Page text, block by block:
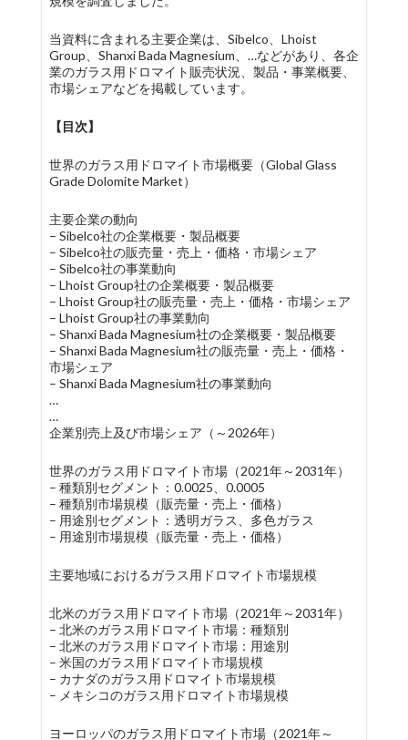
当資料に含まれる主要企業は、Sibelco、Lhoist
Group、Shanxi Bada Magnesium、…などがあり、各企
業のガラス用ドロマイト販売状況、製品・事業概要、
市場シェアなどを掲載しています。
【目次】
世界のガラス用ドロマイト市場概要（Global Glass
Grade Dolomite Market）
主要企業の動向
– Sibelco社の企業概要・製品概要
– Sibelco社の販売量・売上・価格・市場シェア
– Sibelco社の事業動向
– Lhoist Group社の企業概要・製品概要
– Lhoist Group社の販売量・売上・価格・市場シェア
– Lhoist Group社の事業動向
– Shanxi Bada Magnesium社の企業概要・製品概要
– Shanxi Bada Magnesium社の販売量・売上・価格・
市場シェア
– Shanxi Bada Magnesium社の事業動向
…
…
企業別売上及び市場シェア（～2026年）
世界のガラス用ドロマイト市場（2021年～2031年）
– 種類別セグメント：0.0025、0.0005
– 種類別市場規模（販売量・売上・価格）
– 用途別セグメント：透明ガラス、多色ガラス
– 用途別市場規模（販売量・売上・価格）
主要地域におけるガラス用ドロマイト市場規模
北米のガラス用ドロマイト市場（2021年～2031年）
– 北米のガラス用ドロマイト市場：種類別
– 北米のガラス用ドロマイト市場：用途別
– 米国のガラス用ドロマイト市場規模
– カナダのガラス用ドロマイト市場規模
– メキシコのガラス用ドロマイト市場規模
ヨーロッパのガラス用ドロマイト市場（2021年～